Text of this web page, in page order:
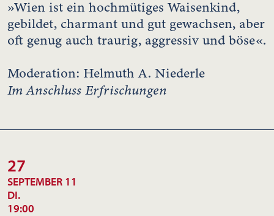
»Wien ist ein hochmütiges Waisenkind,
gebildet, charmant und gut gewachsen, aber
oft genug auch traurig, aggressiv und böse«.
Moderation: Helmuth A. Niederle
Im Anschluss Erfrischungen
27
SEPTEMBER 11
DI.
19:00